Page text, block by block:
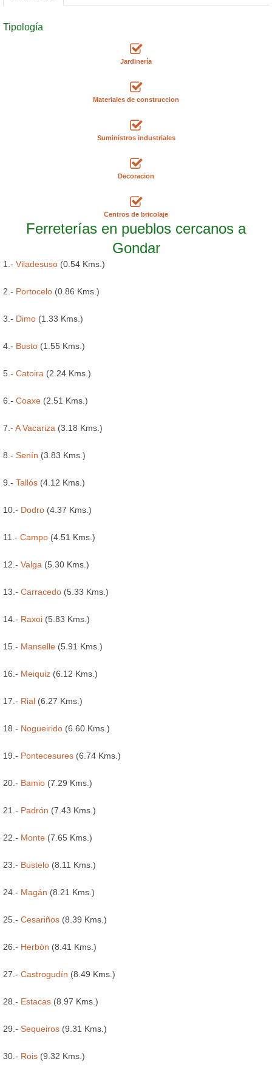
Tipología
Jardinería
Materiales de construccion
Suministros industriales
Decoracion
Centros de bricolaje
Ferreterías en pueblos cercanos a
Gondar
1.- Viladesuso (0.54 Kms.)
2.- Portocelo (0.86 Kms.)
3.- Dimo (1.33 Kms.)
4.- Busto (1.55 Kms.)
5.- Catoira (2.24 Kms.)
6.- Coaxe (2.51 Kms.)
7.- A Vacariza (3.18 Kms.)
8.- Senín (3.83 Kms.)
9.- Tallós (4.12 Kms.)
10.- Dodro (4.37 Kms.)
11.- Campo (4.51 Kms.)
12.- Valga (5.30 Kms.)
13.- Carracedo (5.33 Kms.)
14.- Raxoi (5.83 Kms.)
15.- Manselle (5.91 Kms.)
16.- Meiquiz (6.12 Kms.)
17.- Rial (6.27 Kms.)
18.- Nogueirido (6.60 Kms.)
19.- Pontecesures (6.74 Kms.)
20.- Bamio (7.29 Kms.)
21.- Padrón (7.43 Kms.)
22.- Monte (7.65 Kms.)
23.- Bustelo (8.11 Kms.)
24.- Magán (8.21 Kms.)
25.- Cesariños (8.39 Kms.)
26.- Herbón (8.41 Kms.)
27.- Castrogudín (8.49 Kms.)
28.- Estacas (8.97 Kms.)
29.- Sequeiros (9.31 Kms.)
30.- Rois (9.32 Kms.)